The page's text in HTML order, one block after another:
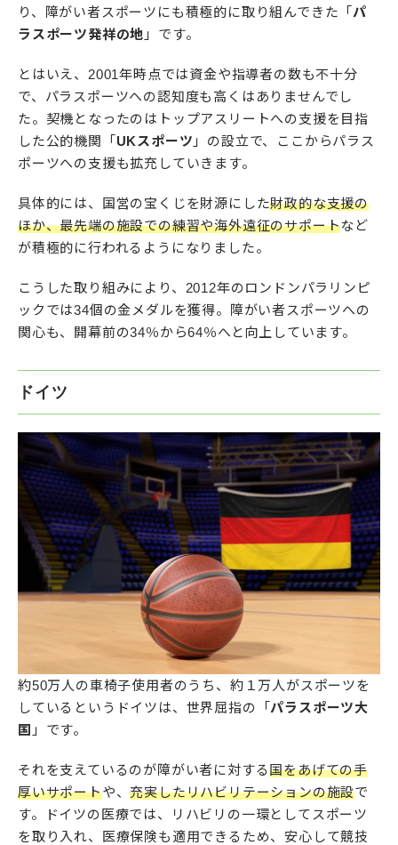
り、障がい者スポーツにも積極的に取り組んできた「 パ
ラスポーツ発祥の地 」です。
とはいえ、2001年時点では資金や指導者の数も不十分
で、パラスポーツへの認知度も高くはありませんでし
た。契機となったのはトップアスリートへの支援を目指
した公的機関「 UKスポーツ 」の設立で、ここからパラス
ポーツへの支援も拡充していきます。
具体的には、国営の宝くじを財源にした財政的な支援の
ほか、最先端の施設での練習や海外遠征のサポートなど
が積極的に行われるようになりました。
こうした取り組みにより、2012年のロンドンパラリンピ
ックでは34個の金メダルを獲得。障がい者スポーツへの
関心も、開幕前の34％から64％へと向上しています。
ドイツ
約50万人の車椅子使用者のうち、約１万人がスポーツを
しているというドイツは、世界屈指の「 パラスポーツ大
国 」です。
それを支えているのが障がい者に対する国をあげての手
厚いサポートや、充実したリハビリテーションの施設で
す。ドイツの医療では、リハビリの一環としてスポーツ
を取り入れ、医療保険も適用できるため、安心して競技